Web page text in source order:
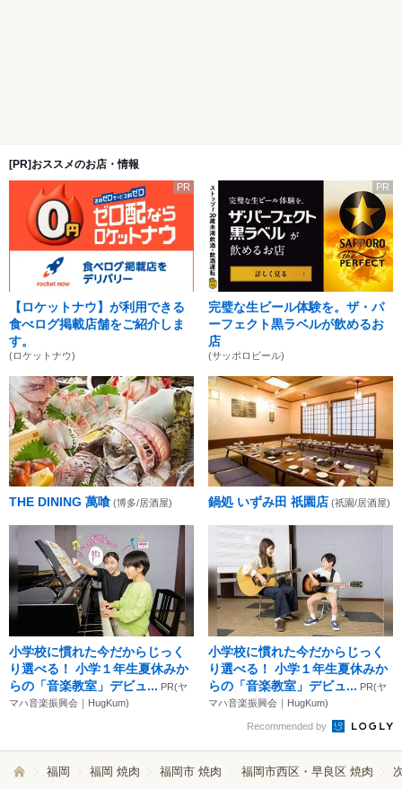
[PR]おススメのお店・情報
PR
【ロケットナウ】が利用できる
食べログ掲載店舗をご紹介しま
す。
(ロケットナウ)
PR
完璧な生ビール体験を。ザ・パ
ーフェクト黒ラベルが飲めるお
店
(サッポロビール)
THE DINING 萬喰 (博多/居酒屋) 鍋処 いずみ田 祇園店 (祇園/居酒屋)
小学校に慣れた今だからじっく
り選べる！ 小学１年生夏休みか
らの「音楽教室」デビュ... PR(ヤ
マハ音楽振興会｜HugKum)
小学校に慣れた今だからじっく
り選べる！ 小学１年生夏休みか
らの「音楽教室」デビュ... PR(ヤ
マハ音楽振興会｜HugKum)
Recommended by
福岡 福岡 焼肉 福岡市 焼肉 福岡市西区・早良区 焼肉